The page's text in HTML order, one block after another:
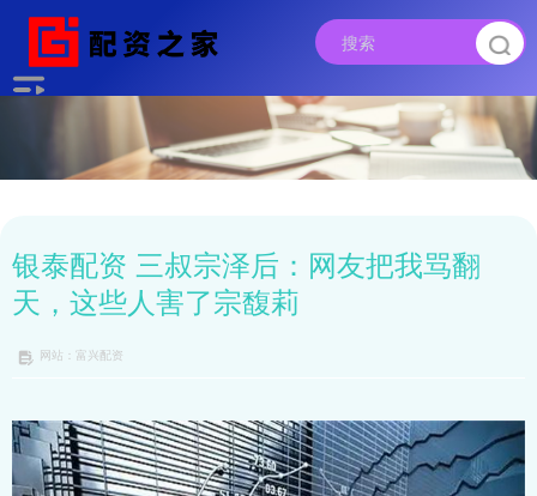
银泰配资 三叔宗泽后：网友把我骂翻
天，这些人害了宗馥莉
网站：富兴配资